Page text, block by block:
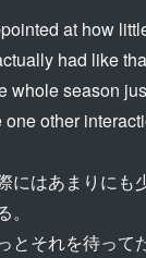
at how
had like
whole season
other
にはあまりにも
とそれを待って